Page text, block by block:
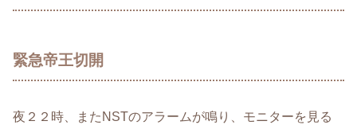
緊急帝王切開
夜２２時、またNSTのアラームが鳴り、モニターを見る